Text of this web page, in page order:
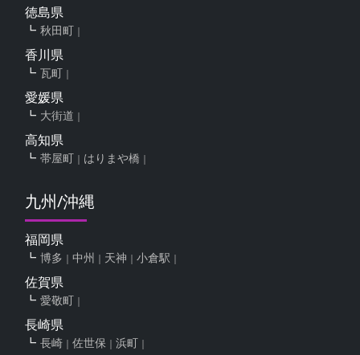
徳島県
秋田町
香川県
瓦町
愛媛県
大街道
高知県
帯屋町 はりまや橋
九州/沖縄
福岡県
博多 中州 天神 小倉駅
佐賀県
愛敬町
長崎県
長崎 佐世保 浜町